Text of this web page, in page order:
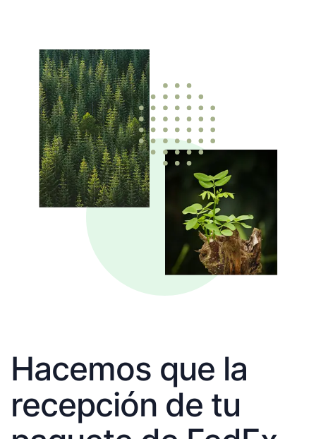
Hacemos que la
recepción de tu